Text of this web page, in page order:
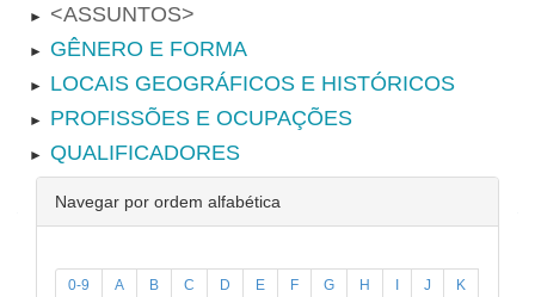
► ASSUNTOS
► GÊNERO E FORMA
► LOCAIS GEOGRÁFICOS E HISTÓRICOS
► PROFISSÕES E OCUPAÇÕES
► QUALIFICADORES
Navegar por ordem alfabética
0-9 A B C D E F G H I J K